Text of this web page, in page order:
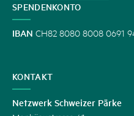
SPENDENKONTO
IBAN CH82 8080 8008 0691
KONTAKT
Netzwerk Schweizer Pärke